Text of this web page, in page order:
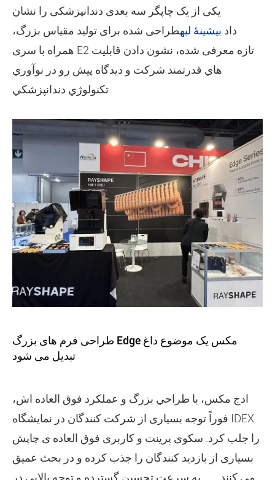
یکی از یک چاپگر سه بعدی دندانپزشکی را نشان
داد. بیشینۀ لبهطراحی شده برای تولید مقیاس بزرگ،
همراه با سری E2 تازه معرفی شده، نشون دادن قابليت
هاي قدرتمند شرکت و ديدگاه پيش رو در نوآوري
طراحی فرم های بزرگ Edge مکس یک موضوع داغ
تبدیل می شود
ادج مکس، با طراحي بزرگ و عملکرد فوق العاده اش،
فوراً توجه بسیاری از شرکت کنندگان در نمایشگاه IDEX
را جلب کرد. سکوی پرینت و کاربری فوق العاده ی چاپش
بسیاری از بازدید کنندگان را جذب کرده و در بحث عمیق
می کنند. ..... به سرعت تحسين گسترده و توجه بالايي در